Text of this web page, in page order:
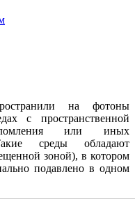
на фотоны
с пространственной
или иных
среды обладают
зоной), в котором
подавлено в одном